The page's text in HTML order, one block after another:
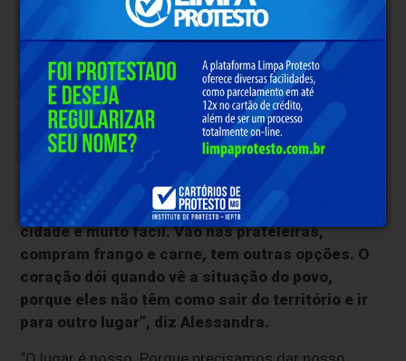
A região onde vive o povo Munduruku tem sido
afetada pelo garimpo ilegal de ouro há décadas. O
mercúrio é utilizado no garimpo para separar o ouro
da terra. A prática contamina os rios e os seres que
vivem nele. O metal entra no organismo humano
principalmente pelo consumo de peixes
contaminados.
“Nossa principal fonte de alimento é o peixe e
não há como fugir disso. Para quem mora na
cidade é muito fácil. Vão nas prateleiras,
compram frango e carne, tem outras opções. O
coração dói quando vê a situação do povo,
porque eles não têm como sair do território e ir
para outro lugar”, diz Alessandra.